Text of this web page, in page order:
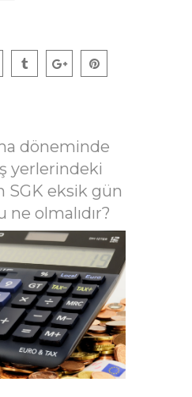
döneminde
yerlerindeki
SGK eksik gün
olmalıdır?